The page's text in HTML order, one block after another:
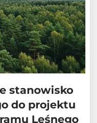
stanowisko
do projektu
Leśnego